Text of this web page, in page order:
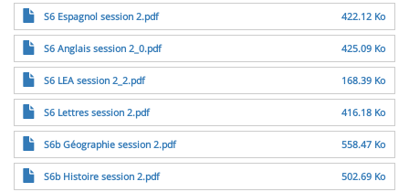
FichierS6 Espagnol session 2.pdf 422.12 Ko
FichierS6 Anglais session 2_0.pdf 425.09 Ko
FichierS6 LEA session 2_2.pdf 168.39 Ko
FichierS6 Lettres session 2.pdf 416.18 Ko
FichierS6b Géographie session 2.pdf 558.47 Ko
FichierS6b Histoire session 2.pdf 502.69 Ko